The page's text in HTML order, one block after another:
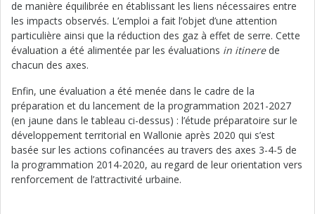
de manière équilibrée en établissant les liens nécessaires entre
les impacts observés. L’emploi a fait l’objet d’une attention
particulière ainsi que la réduction des gaz à effet de serre. Cette
évaluation a été alimentée par les évaluations in itinerede
chacun des axes.
Enfin, une évaluation a été menée dans le cadre de la
préparation et du lancement de la programmation 2021-2027
(en jaune dans le tableau ci-dessus) : l’étude préparatoire sur le
développement territorial en Wallonie après 2020 qui s’est
basée sur les actions cofinancées au travers des axes 3-4-5 de
la programmation 2014-2020, au regard de leur orientation vers
renforcement de l’attractivité urbaine.